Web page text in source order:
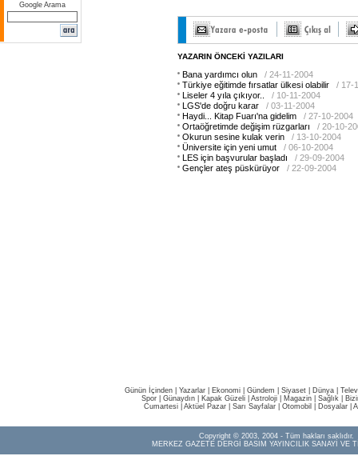
Google Arama
YAZARIN ÖNCEKİ YAZILARI
Bana yardımcı olun
/ 24-11-2004
Türkiye eğitimde fırsatlar ülkesi olabilir
/ 17-
Liseler 4 yıla çıkıyor..
/ 10-11-2004
LGS'de doğru karar
/ 03-11-2004
Haydi... Kitap Fuarı'na gidelim
/ 27-10-2004
Ortaöğretimde değişim rüzgarları
/ 20-10-
Okurun sesine kulak verin
/ 13-10-2004
Üniversite için yeni umut
/ 06-10-2004
LES için başvurular başladı
/ 29-09-2004
Gençler ateş püskürüyor
/ 22-09-2004
Günün İçinden Yazarlar Ekonomi Gündem Siyaset Dünya |
Spor
Günaydın Kapak Güzeli Astroloji Magazin Sağlık
Cumartesi| Aktüel Pazar| Sarı Sayfalar| Otomobil Dosyalar|
Copyright © 2003, 2004 - Tüm hakları saklıdır.
MERKEZ GAZETE DERGİ BASIM YAYINCILIK SANAYİ VE